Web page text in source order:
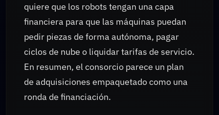
quiere que los robots tengan una capa
financiera para que las máquinas puedan
pedir piezas de forma autónoma, pagar
ciclos de nube o liquidar tarifas de servicio.
En resumen, el consorcio parece un plan
de adquisiciones empaquetado como una
ronda de financiación.